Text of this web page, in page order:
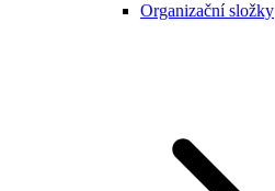
Organizační složky